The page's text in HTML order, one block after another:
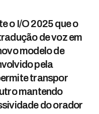
o I/O 2025 que o
de voz em
modelo de
pela
transpor
mantendo
do orador